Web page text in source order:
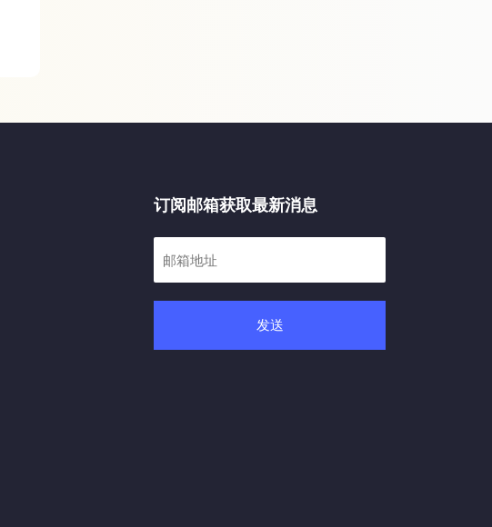
订阅邮箱获取最新消息
发送